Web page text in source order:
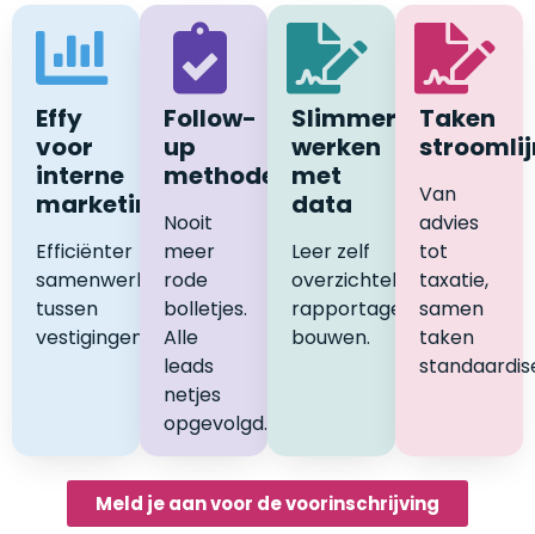
Effy
voor
interne
marketing
Efficiënter
samenwerken
tussen
vestigingen
Follow-
up
methodes
Nooit
meer
rode
bolletjes.
Alle
leads
netjes
opgevolgd.
Slimmer
werken
met
data
Leer zelf
overzichtelijke
rapportages
bouwen.
Taken
Van
advies
tot
taxatie,
samen
taken
Meld je aan voor de voorinschrijving